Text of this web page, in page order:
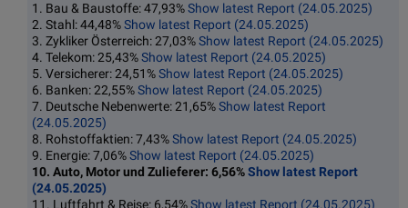
1. Bau & Baustoffe: 47,93%Show latest Report (24.05.2025)
2. Stahl: 44,48%Show latest Report (24.05.2025)
3. Zykliker Österreich: 27,03%Show latest Report (24.05.2025)
4. Telekom: 25,43%Show latest Report (24.05.2025)
5. Versicherer: 24,51%Show latest Report (24.05.2025)
6. Banken: 22,55%Show latest Report (24.05.2025)
7. Deutsche Nebenwerte: 21,65%Show latest Report
(24.05.2025)
8. Rohstoffaktien: 7,43%Show latest Report (24.05.2025)
9. Energie: 7,06%Show latest Report (24.05.2025)
10. Auto, Motor und Zulieferer: 6,56%Show latest Report
(24.05.2025)
11. Luftfahrt & Reise: 6,54%Show latest Report (24.05.2025)